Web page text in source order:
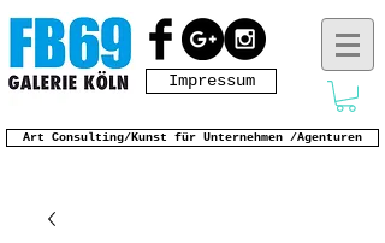
Impressum
Art Consulting/Kunst für Unternehmen /Agenturen